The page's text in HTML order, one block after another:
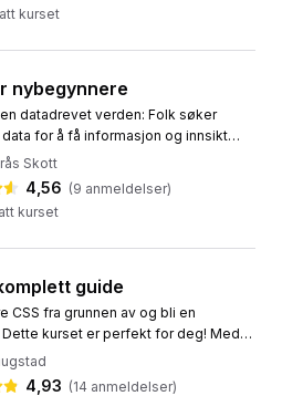
kurset
nybegynnere
datadrevet verden: Folk søker
for å få informasjon og innsikt
dem i stand til å ta bedre
Og selv om data...
Skott
4,56 (9 anmeldelser)
kurset
guide
CSS fra grunnen av og bli en
kurset er perfekt for deg! Med
vil du få en omfattende innføring
om du er...
4,93 (14 anmeldelser)